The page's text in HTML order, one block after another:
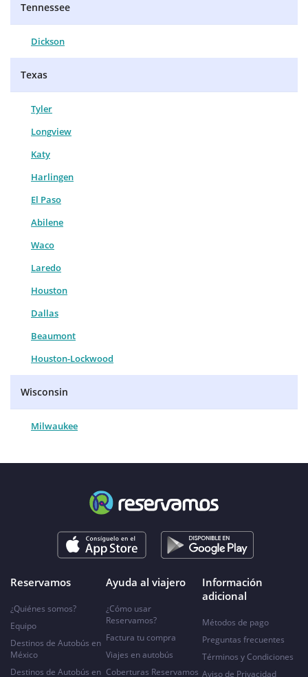
Tennessee
Dickson
Texas
Tyler
Longview
Katy
Harlingen
El Paso
Abilene
Waco
Laredo
Houston
Dallas
Beaumont
Houston-Lockwood
Wisconsin
Milwaukee
Reservamos
¿Quiénes somos?
Equipo
Destinos de Autobús en
México
Destinos de Autobús en
Ayuda al viajero
¿Cómo usar
Reservamos?
Factura tu compra
Viajes en autobús
Coberturas Reservamos
Información
adicional
Métodos de pago
Preguntas frecuentes
Términos y Condiciones
Aviso de Privacidad